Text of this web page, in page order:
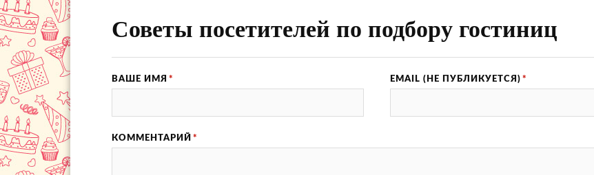
Советы посетителей по подбору гостиниц
ВАШЕ ИМЯ * EMAIL (НЕ ПУБЛИКУЕТСЯ) *
КОММЕНТАРИЙ *